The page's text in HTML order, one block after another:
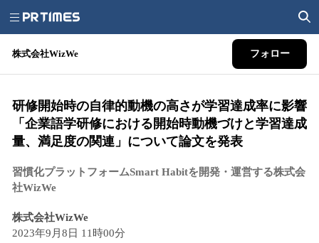
株式会社WizWe フォロー
研修開始時の自律的動機の高さが学習達成率に影響
「企業語学研修における開始時動機づけと学習達成
量、満足度の関連」について論文を発表
習慣化プラットフォームSmart Habitを開発・運営する株式会
社WizWe
株式会社WizWe
2023年9月8日 11時00分